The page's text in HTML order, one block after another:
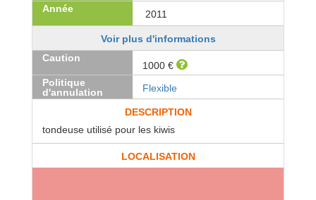
Année
2011
Voir plus d'informations
Caution
1000 €
Politique
d'annulation
Flexible
DESCRIPTION
tondeuse utilisé pour les kiwis
LOCALISATION